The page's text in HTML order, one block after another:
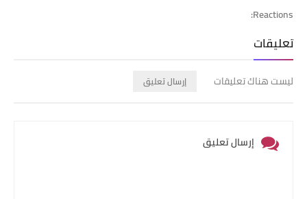
Reactions:
تعليقات
ليست هناك تعليقات إرسال تعليق
إرسال تعليق